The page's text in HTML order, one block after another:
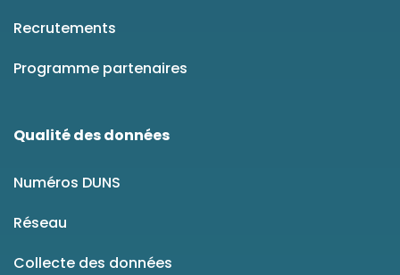
Recrutements
Programme partenaires
Qualité des données
Numéros DUNS
Réseau
Collecte des données